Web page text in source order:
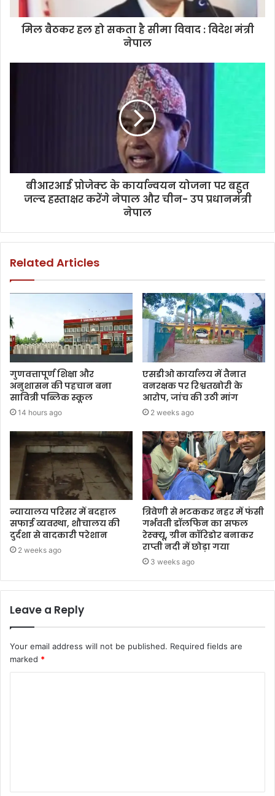
मिल बैठकर हल हो सकता है सीमा विवाद : विदेश मंत्री
नेपाल
बीआरआई प्रोजेक्ट के कार्यान्वयन योजना पर बहुत
जल्द हस्ताक्षर करेंगे नेपाल और चीन- उप प्रधानमंत्री
नेपाल
Related Articles
गुणवत्तापूर्ण शिक्षा और
अनुशासन की पहचान बना
सावित्री पब्लिक स्कूल
14 hours ago
एसडीओ कार्यालय में तैनात
वनरक्षक पर रिश्वतखोरी के
आरोप, जांच की उठी मांग
2 weeks ago
न्यायालय परिसर में बदहाल
सफाई व्यवस्था, शौचालय की
दुर्दशा से वादकारी परेशान
2 weeks ago
त्रिवेणी से भटककर नहर में फंसी
गर्भवती डॉलफिन का सफल
रेस्क्यू, ग्रीन कॉरिडोर बनाकर
राप्ती नदी में छोड़ा गया
3 weeks ago
Leave a Reply
Your email address will not be published. Required fields are
marked *